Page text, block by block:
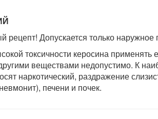
рецепт! Допускается только
токсичности керосина применять
веществами недопустимо. К
наркотический, раздражение
печени и почек.